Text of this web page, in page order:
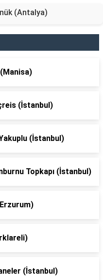
(Antalya)
(İstanbul)
(İstanbul)
Topkapı (İstanbul)
(İstanbul)